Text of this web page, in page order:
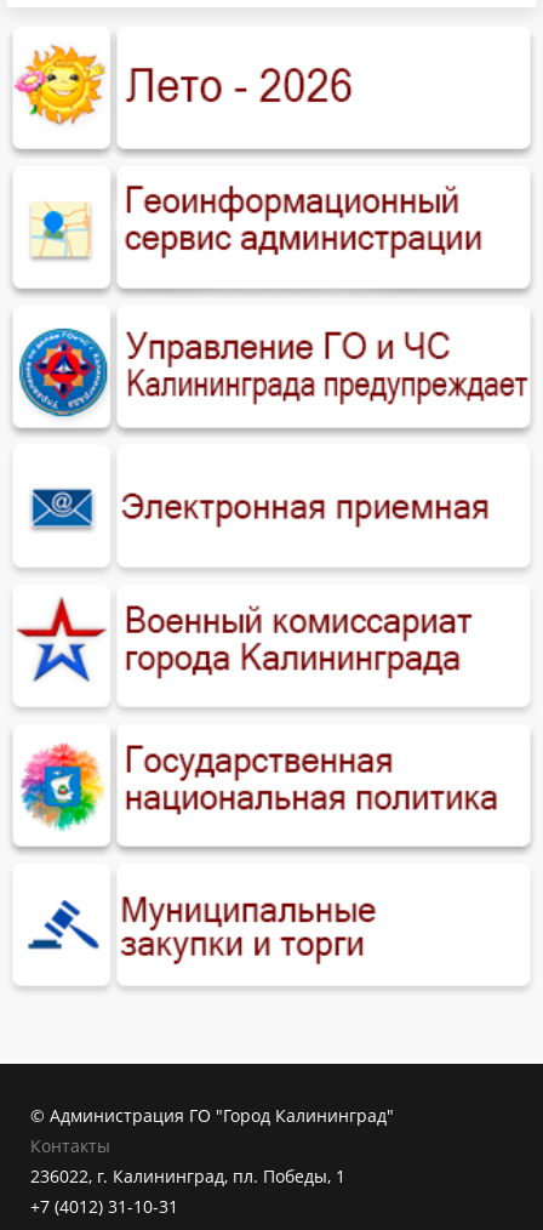
© Администрация ГО "Город Калининград"
Контакты
236022, г. Калининград, пл. Победы, 1
+7 (4012) 31-10-31